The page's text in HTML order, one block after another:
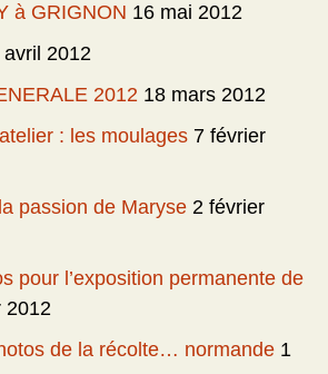
à GRIGNON 16 mai 2012
avril 2012
2012 18 mars 2012
: les moulages 7 février
passion de Maryse 2 février
pour l’exposition permanente de
2012
de la récolte… normande 1